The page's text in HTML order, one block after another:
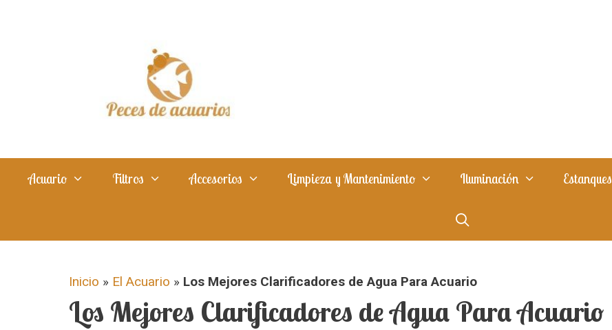
Acuario Filtros Accesorios Limpieza y Mantenimiento Iluminación Estanques
Inicio » El Acuario » Los Mejores Clarificadores de Agua Para Acuario
Los Mejores Clarificadores de Agua Para Acuario